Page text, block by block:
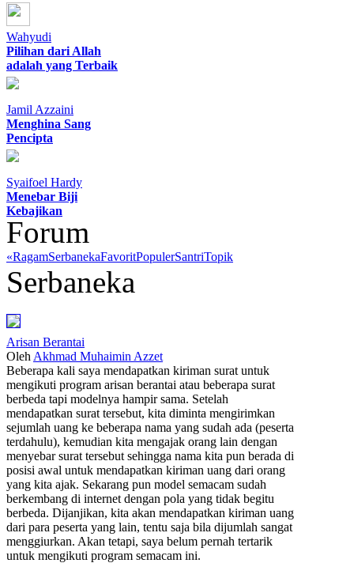
Wahyudi
Pilihan dari Allah
adalah yang Terbaik
Jamil Azzaini
Menghina Sang
Pencipta
Syaifoel Hardy
Menebar Biji
Kebajikan
Forum
«RagamSerbanekaFavoritPopulerSantriTopik
Serbaneka
Arisan Berantai
Oleh Akhmad Muhaimin Azzet
Beberapa kali saya mendapatkan kiriman surat untuk
mengikuti program arisan berantai atau beberapa surat
berbeda tapi modelnya hampir sama. Setelah
mendapatkan surat tersebut, kita diminta mengirimkan
sejumlah uang ke beberapa nama yang sudah ada (peserta
terdahulu), kemudian kita mengajak orang lain dengan
menyebar surat tersebut sehingga nama kita pun berada di
posisi awal untuk mendapatkan kiriman uang dari orang
yang kita ajak. Sekarang pun model semacam sudah
berkembang di internet dengan pola yang tidak begitu
berbeda. Dijanjikan, kita akan mendapatkan kiriman uang
dari para peserta yang lain, tentu saja bila dijumlah sangat
menggiurkan. Akan tetapi, saya belum pernah tertarik
untuk mengikuti program semacam ini.